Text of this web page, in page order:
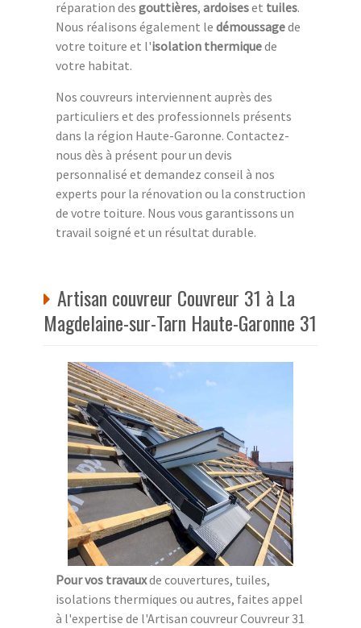
réparation des gouttières, ardoiseset tuiles.
Nous réalisons également le démoussagede
votre toiture et l'isolation thermiquede
votre habitat.
Nos couvreurs interviennent auprès des
particuliers et des professionnels présents
dans la région Haute-Garonne. Contactez-
nous dès à présent pour un devis
personnalisé et demandez conseil à nos
experts pour la rénovation ou la construction
de votre toiture. Nous vous garantissons un
travail soigné et un résultat durable.
Artisan couvreur Couvreur 31 à La
Magdelaine-sur-Tarn Haute-Garonne 31
Pour vos travauxde couvertures, tuiles,
isolations thermiques ou autres, faites appel
à l'expertise de l'Artisan couvreur Couvreur 31